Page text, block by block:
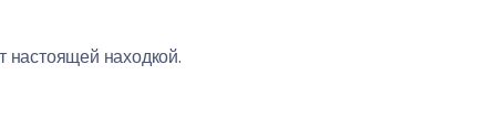
настоящей находкой.